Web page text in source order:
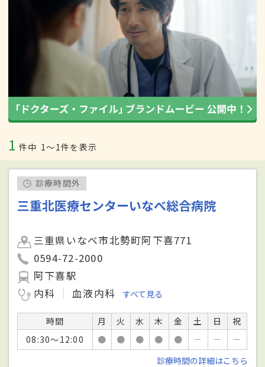
1 件中 1〜1件を表示
診療時間外
三重北医療センターいなべ総合病院
三重県いなべ市北勢町阿下喜771
0594-72-2000
阿下喜駅
内科
血液内科 すべて見る
時間 月 火 水 木 金 土 日
祝
08:30～12:00
● ● ● ● ● － －
－
診療時間の詳細はこちら